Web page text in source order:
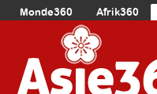
Monde360 Afrik360
Europe360
Océanie360